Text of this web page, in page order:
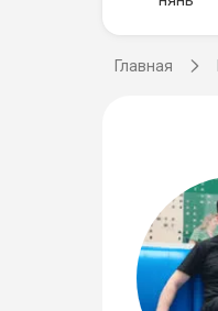
Главная